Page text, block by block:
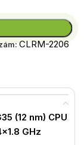
CLRM-2206
(12 nm) CPU
GHz